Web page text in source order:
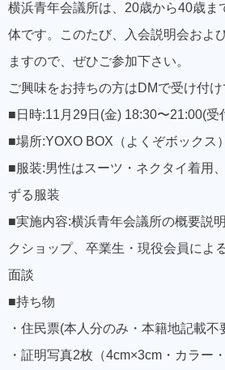
横浜青年会議所は、20歳から40歳ま
体です。このたび、入会説明会およ
ますので、ぜひご参加下さい。
ご興味をお持ちの方はDMで受け付け
■日時:11月29日(金) 18:30〜21:00(受
■場所:YOXO BOX（よくぞボックス
■服装:男性はスーツ・ネクタイ着用
ずる服装
■実施内容:横浜青年会議所の概要説
クショップ、卒業生・現役会員によ
面談
■持ち物
・住民票(本人分のみ・本籍地記載
・証明写真2枚（4cm×3cm・カラー